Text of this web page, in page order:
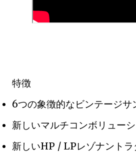
特徴
6つの象徴的なビンテージサ
新しいマルチコンボリュー
新しいHP / LPレゾナントラ